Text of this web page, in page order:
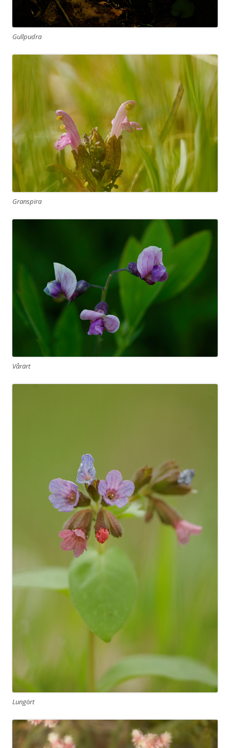
Gullpudra
Granspira
Vårärt
Lungört